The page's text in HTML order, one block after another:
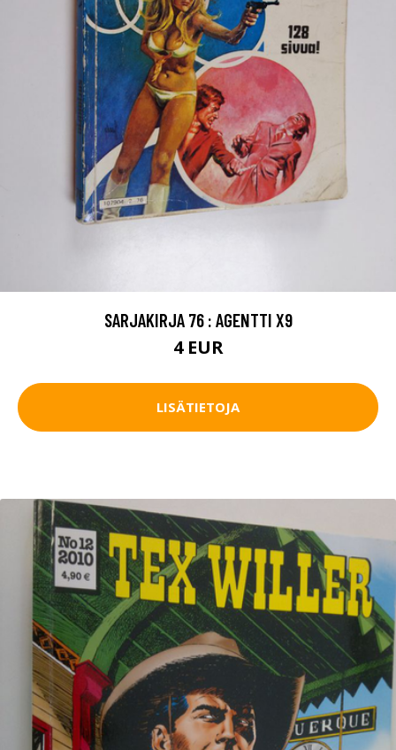
SARJAKIRJA 76 : AGENTTI X9
4 EUR
LISÄTIETOJA